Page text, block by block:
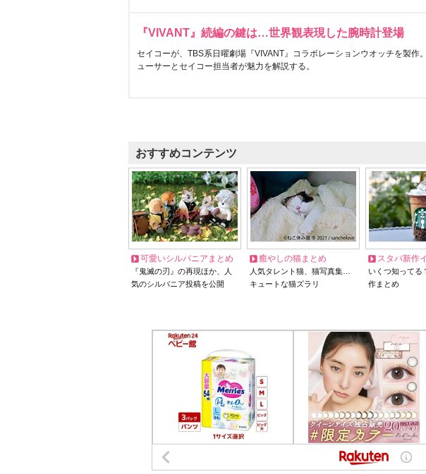
『VIVANT』続編の鍵は…世界観表現した腕時計登場
セイコーが、TBS系日曜劇場『VIVANT』コラボレーションウオッチを製作
ューサーとセイコー担当者が魅力を解説する。
おすすめコンテンツ
可愛いシルバニアまとめ
『鬼滅の刃』の再現ほか、人
気のシルバニア投稿を公開
癒やしの猫まとめ
人気タレント猫、猫写真集…
キュートな猫ズラリ
スタバ新作
いくつ知って
作まとめ